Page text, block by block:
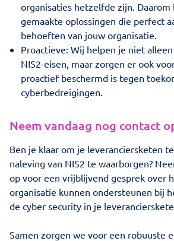
organisaties hetzelfde zijn.
gemaakte oplossingen die perfect
behoeften van jouw organisatie.
Proactieve: Wij helpen je niet
NIS2-eisen, maar zorgen er ook
proactief beschermd is tegen
cyberbedreigingen.
Neem vandaag nog contact
Ben je klaar om je leveranciersketen
naleving van NIS2 te waarborgen?
op voor een vrijblijvend gesprek over
organisatie kunnen ondersteunen bij
de cyber security in je
Samen zorgen we voor een robuuste